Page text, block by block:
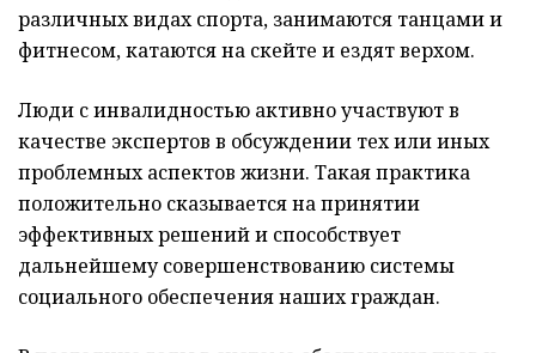
различных видах спорта, занимаются танцами и
фитнесом, катаются на скейте и ездят верхом.
Люди с инвалидностью активно участвуют в
качестве экспертов в обсуждении тех или иных
проблемных аспектов жизни. Такая практика
положительно сказывается на принятии
эффективных решений и способствует
дальнейшему совершенствованию системы
социального обеспечения наших граждан.